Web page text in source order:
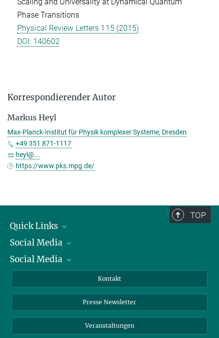
Phase Transitions
Physical Review Letters 115 (2015)
DOI: 140602
Korrespondierender Autor
Markus Heyl
Max-Planck-Institut für Physik komplexer Systeme, Dresden
+49 351 871-1117
heyl@...
https://www.pks.mpg.de/
TOP
Quick Links
Präsident
Zahlen und Fakten
Social Media
Bluesky
TikTok
Social Media
Instagram
YouTube
Kontakt
Presse Newsletter
Veranstaltungen